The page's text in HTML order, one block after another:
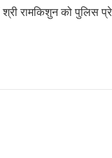
रामकिशुन को पुलिस